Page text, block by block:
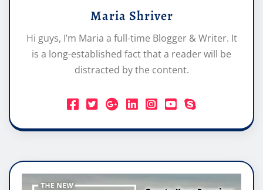
Maria Shriver
Hi guys, I’m Maria a full-time Blogger & Writer. It
is a long-established fact that a reader will be
distracted by the content.